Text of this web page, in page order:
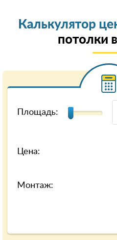
Калькулятор
потолки
Площадь:
Цена:
Монтаж: